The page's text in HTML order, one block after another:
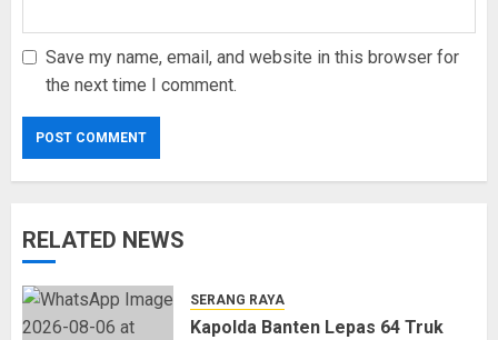
Save my name, email, and website in this browser for
the next time I comment.
RELATED NEWS
SERANG RAYA
Kapolda Banten Lepas 64 Truk